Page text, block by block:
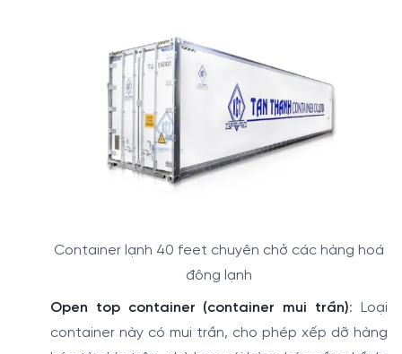
Container lạnh 40 feet chuyên chở các hàng hoá
đông lạnh
Open top container (container mui trần): Loại
container này có mui trần, cho phép xếp dỡ hàng